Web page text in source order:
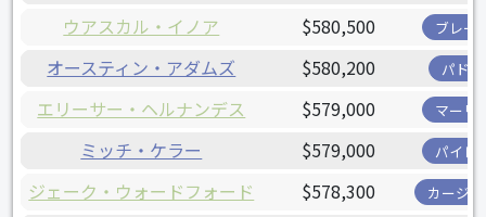
ウアスカル・イノア $580,500 ブレー
オースティン・アダムズ $580,200 パド
エリーサー・ヘルナンデス $579,000 マーリ
ミッチ・ケラー $579,000 パイレ
ジェーク・ウォードフォード $578,300 カージ